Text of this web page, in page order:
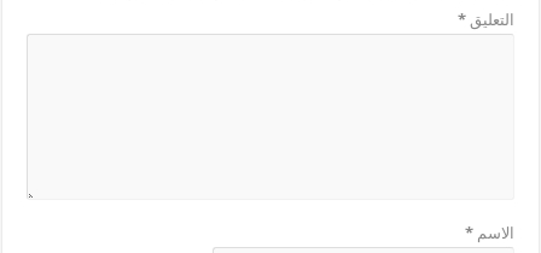
التعليق*
الاسم*